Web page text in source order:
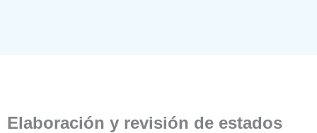
Elaboración y revisión de estados